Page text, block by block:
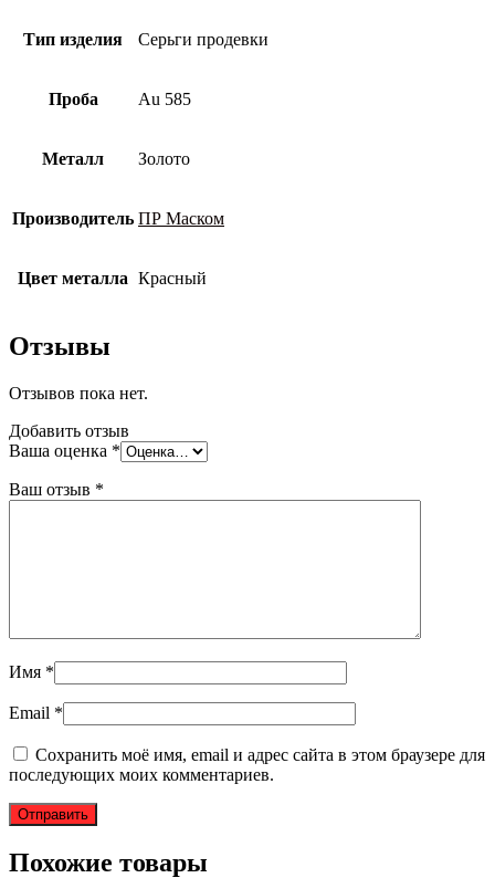
Тип изделия Серьги продевки
Проба Au 585
Металл Золото
Производитель ПР Маском
Цвет металла Красный
Отзывы
Отзывов пока нет.
Добавить отзыв
Ваша оценка *
Ваш отзыв *
Имя *
Email *
Сохранить моё имя, email и адрес сайта в этом браузере для
последующих моих комментариев.
Похожие товары